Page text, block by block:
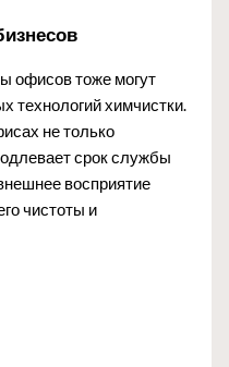
офисов тоже могут
технологий химчистки.
не только
срок службы
восприятие
чистоты и